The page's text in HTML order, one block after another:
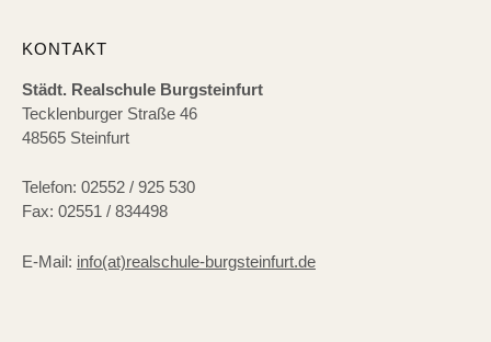
KONTAKT
Städt. Realschule Burgsteinfurt
Tecklenburger Straße 46
48565 Steinfurt
Telefon: 02552 / 925 530
Fax: 02551 / 834498
E-Mail: info(at)realschule-burgsteinfurt.de